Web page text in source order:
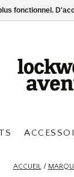
ACCUEIL/
fonctionnel.